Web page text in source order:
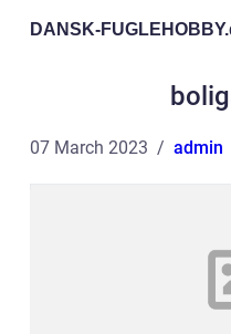
DANSK-FUGLEHOBBY.
07 March 2023 admin